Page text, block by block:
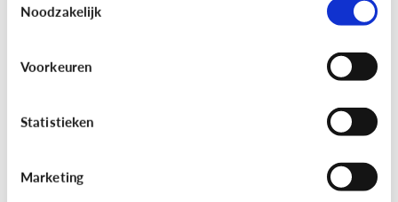
Noodzakelijk
Voorkeuren
Statistieken
Marketing